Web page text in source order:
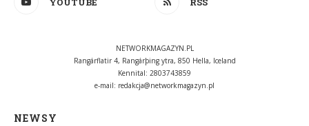
NETWORKMAGAZYN.PL
Rangárflatir 4, Rangárþing ytra, 850 Hella, Iceland
Kennital: 2803743859
e-mail: redakcja@networkmagazyn.pl
NEWSY